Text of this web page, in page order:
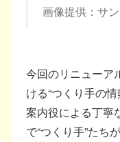
画像提供：サ
今回のリニューア
ける“つくり手の
案内役による丁寧
で“つくり手”たち